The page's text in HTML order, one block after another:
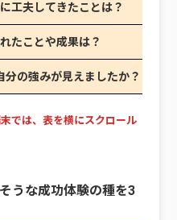
工夫してきたことは？
たことや成果は？
分の強みが見えましたか？
では、表を横にスクロール
うな成功体験の種を3